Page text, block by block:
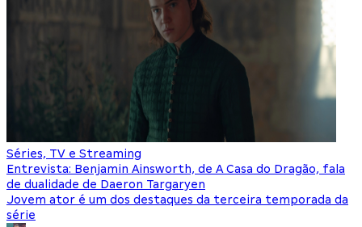
Séries, TV e Streaming
Entrevista: Benjamin Ainsworth, de A Casa do Dragão, fala
de dualidade de Daeron Targaryen
Jovem ator é um dos destaques da terceira temporada da
série